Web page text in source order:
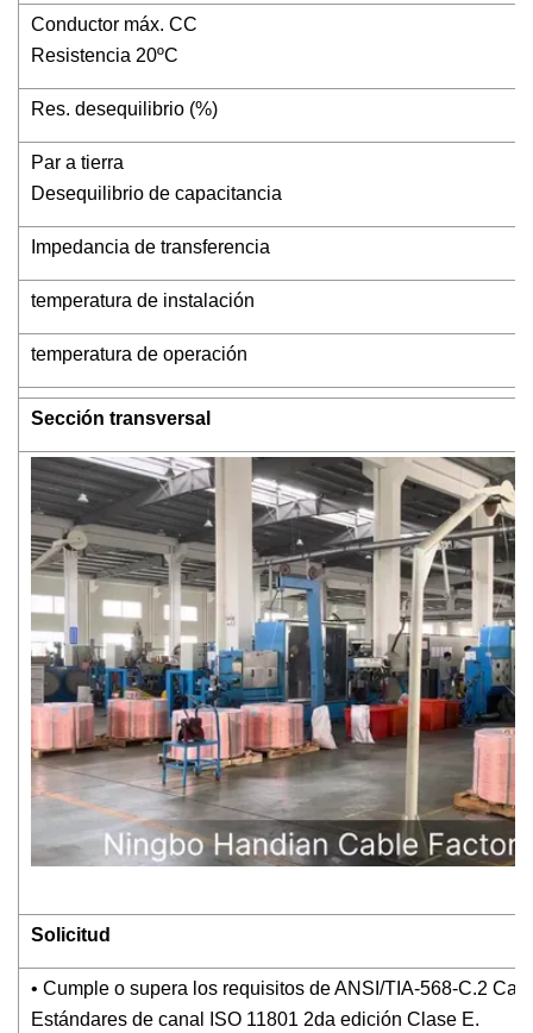
Conductor máx. CC
Resistencia 20ºC
Res. desequilibrio (%)
Par a tierra
Desequilibrio de capacitancia
Impedancia de transferencia
temperatura de instalación
temperatura de operación
Sección transversal
Solicitud
• Cumple o supera los requisitos de ANSI/TIA-568-C.2
Estándares de canal ISO 11801 2da edición Clase E.